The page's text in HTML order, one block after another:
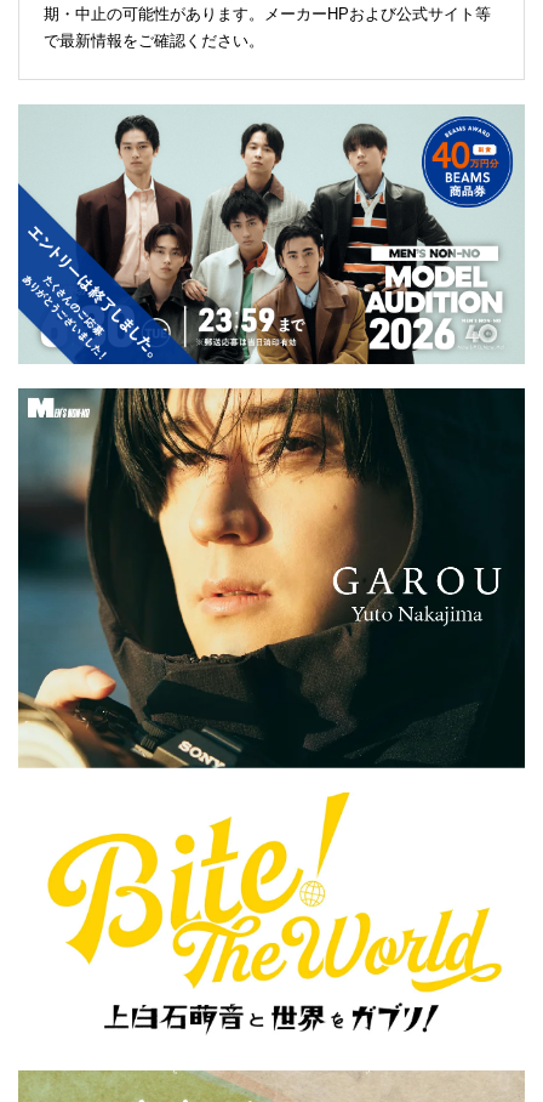
期・中止の可能性があります。メーカーHPおよび公式サイト等
で最新情報をご確認ください。